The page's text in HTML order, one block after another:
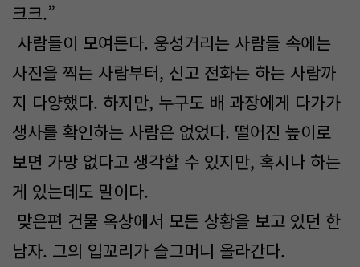
크크.”
사람들이 모여든다. 웅성거리는 사람들 속에는
사진을 찍는 사람부터, 신고 전화는 하는 사람까
지 다양했다. 하지만, 누구도 배 과장에게 다가가
생사를 확인하는 사람은 없었다. 떨어진 높이로
보면 가망 없다고 생각할 수 있지만, 혹시나 하는
게 있는데도 말이다.
맞은편 건물 옥상에서 모든 상황을 보고 있던 한
남자. 그의 입꼬리가 슬그머니 올라간다.